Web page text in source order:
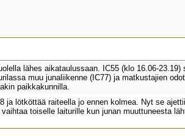
lähes aikataulussaan. IC55 (klo 16.06-23.19)
muu junaliikenne (IC77) ja matkustajien
paikkakunnilla.
lötköttää raiteella jo ennen kolmea. Nyt se
toiselle laiturille kun junan muuttuneesta